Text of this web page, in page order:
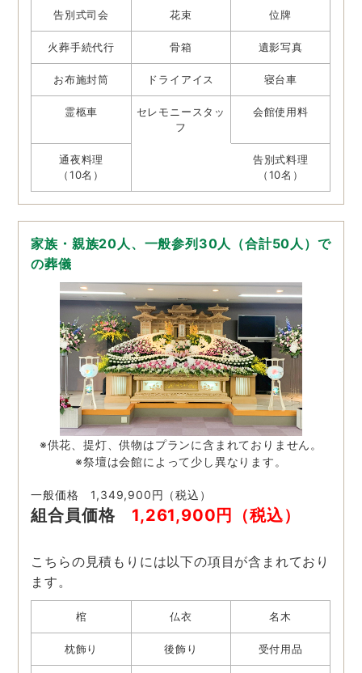
告別式司会 花束 位牌
火葬手続代行 骨箱 遺影写真
お布施封筒 ドライアイス 寝台車
霊柩車
セレモニースタッ
フ
会館使用料
通夜料理
（10名）
告別式料理
（10名）
家族・親族20人、一般参列30人（合計50人）で
の葬儀
※供花、提灯、供物はプランに含まれておりません。
※祭壇は会館によって少し異なります。
一般価格 1,349,900円（税込）
組合員価格 1,261,900円（税込）
こちらの見積もりには以下の項目が含まれており
ます。
棺 仏衣 名木
枕飾り 後飾り 受付用品